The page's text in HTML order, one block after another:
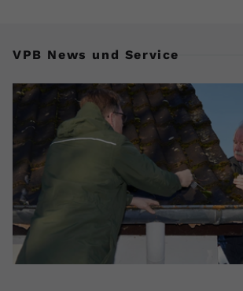
VPB News und Service
gesehen hat.
Name yt-remote-connected-
Anbieter Youtube.com
YouTube setzt diesen
Videopräferenzen des
speichern, der
Videos verwendet.